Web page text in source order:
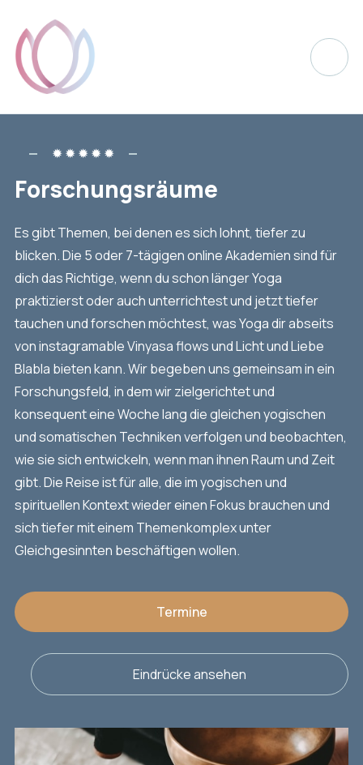
✹ ✹ ✹ ✹ ✹
Forschungsräume
Es gibt Themen, bei denen es sich lohnt, tiefer zu
blicken. Die 5 oder 7-tägigen online Akademien sind für
dich das Richtige, wenn du schon länger Yoga
praktizierst oder auch unterrichtest und jetzt tiefer
tauchen und forschen möchtest, was Yoga dir abseits
von instagramable Vinyasa flows und Licht und Liebe
Blabla bieten kann. Wir begeben uns gemeinsam in ein
Forschungsfeld, in dem wir zielgerichtet und
konsequent eine Woche lang die gleichen yogischen
und somatischen Techniken verfolgen und beobachten,
wie sie sich entwickeln, wenn man ihnen Raum und Zeit
gibt. Die Reise ist für alle, die im yogischen und
spirituellen Kontext wieder einen Fokus brauchen und
sich tiefer mit einem Themenkomplex unter
Gleichgesinnten beschäftigen wollen.
Termine
Eindrücke ansehen